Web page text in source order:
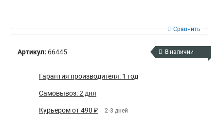
Артикул: 66445
Сравнить
В наличии
Гарантия производителя: 1 год
Самовывоз: 2 дня
Курьером от 490 ₽ 2-3 дней